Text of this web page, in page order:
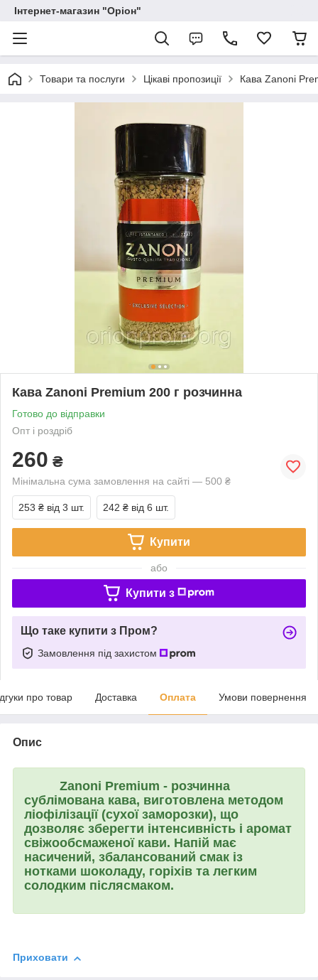
Інтернет-магазин "Оріон"
Товари та послуги Цікаві пропозиції Кава Zanoni
Кава Zanoni Premium 200 г розчинна
Готово до відправки
Опт і роздріб
260 ₴
Мінімальна сума замовлення на сайті — 500 ₴
253 ₴ від 3 шт. 242 ₴ від 6 шт.
Купити
або
Купити з
Що таке купити з Пром?
Замовлення під захистом
про товар Доставка Оплата Умови повернення
Опис
Zanoni Premium - розчинна
сублімована кава, виготовлена методом
ліофілізації (сухої заморозки), що
дозволяє зберегти інтенсивність і аромат
свіжообсмаженої кави. Напій має
насичений, збалансований смак із
нотками шоколаду, горіхів та легким
солодким післясмаком.
Приховати